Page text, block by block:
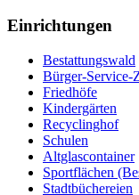
Einrichtungen
Bestattungswald
Bürger-Service-
Friedhöfe
Kindergärten
Recyclinghof
Schulen
Altglascontainer
Sportflächen
Stadtbüchereien